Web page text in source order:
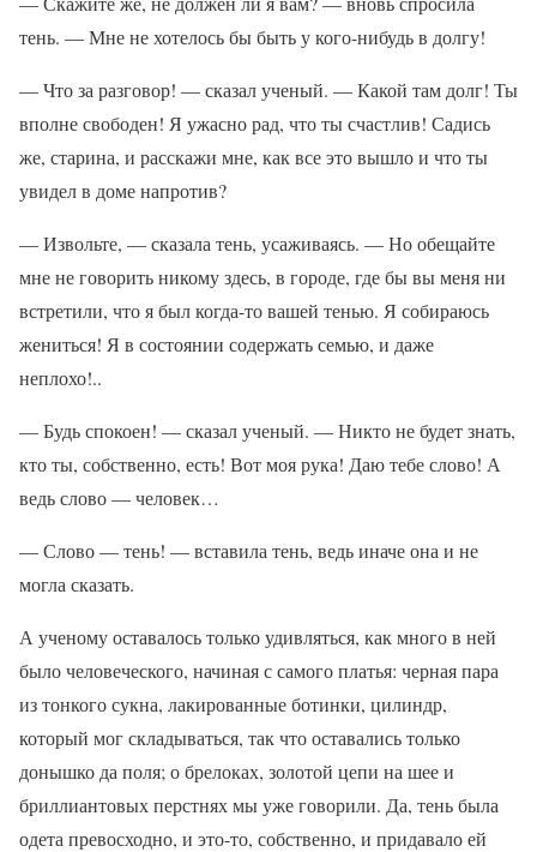
тень. — Мне не хотелось бы быть у кого-нибудь в долгу!
— Что за разговор! — сказал ученый. — Какой там долг! Ты
вполне свободен! Я ужасно рад, что ты счастлив! Садись
же, старина, и расскажи мне, как все это вышло и что ты
увидел в доме напротив?
— Извольте, — сказала тень, усаживаясь. — Но обещайте
мне не говорить никому здесь, в городе, где бы вы меня ни
встретили, что я был когда-то вашей тенью. Я собираюсь
жениться! Я в состоянии содержать семью, и даже
неплохо!..
— Будь спокоен! — сказал ученый. — Никто не будет знать,
кто ты, собственно, есть! Вот моя рука! Даю тебе слово! А
ведь слово — человек…
— Слово — тень! — вставила тень, ведь иначе она и не
могла сказать.
А ученому оставалось только удивляться, как много в ней
было человеческого, начиная с самого платья: черная пара
из тонкого сукна, лакированные ботинки, цилиндр,
который мог складываться, так что оставались только
донышко да поля; о брелоках, золотой цепи на шее и
бриллиантовых перстнях мы уже говорили. Да, тень была
одета превосходно, и это-то, собственно, и придавало ей